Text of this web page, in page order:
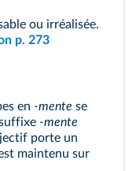
ou irréalisée.
p. 273
en -mente se
-mente
porte un
maintenu sur